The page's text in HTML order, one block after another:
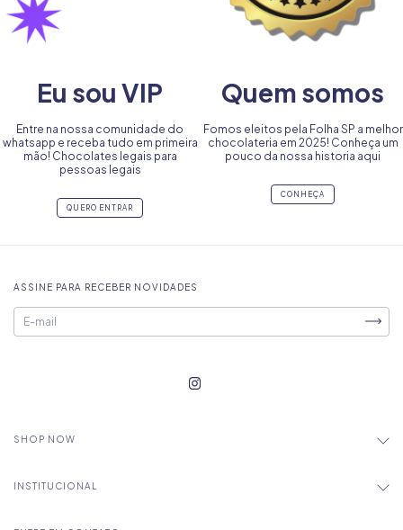
Eu sou VIP
Entre na nossa comunidade do
whatsapp e receba tudo em primeira
mão! Chocolates legais para
pessoas legais
QUERO ENTRAR
Quem somos
Fomos eleitos pela Folha SP a melhor
chocolateria em 2025! Conheça um
pouco da nossa historia aqui
CONHEÇA
ASSINE PARA RECEBER NOVIDADES
SHOP NOW
INSTITUCIONAL